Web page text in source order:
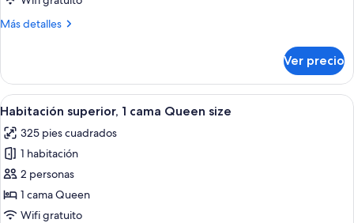
cama
Más detalles
Más
clásica,
cama
size
Ver precio
Abrir
todas
las
fotos
de
Habitación
superior,
Habitación de hotel con una cama
6
Habitación superior, 1 cama Queen size
325 pies cuadrados
1 habitación
2 personas
1 cama Queen
Wifi gratuito